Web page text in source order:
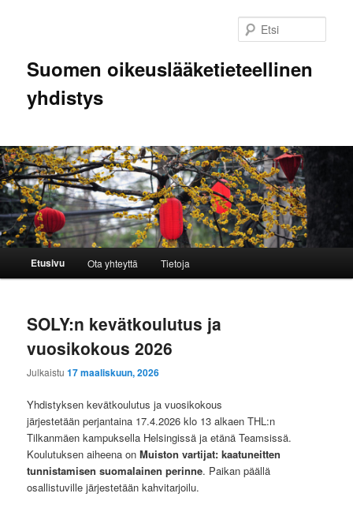
Suomen oikeuslääketieteellinen
yhdistys
PäävalikkoEtusivu Ota yhteyttä Tietoja
SOLY:n kevätkoulutus ja
vuosikokous 2026
Julkaistu17 maaliskuun, 2026
Yhdistyksen kevätkoulutus ja vuosikokous
järjestetään perjantaina 17.4.2026 klo 13 alkaen THL:n
Tilkanmäen kampuksella Helsingissä ja etänä Teamsissä.
Koulutuksen aiheena onMuiston vartijat: kaatuneitten
tunnistamisen suomalainen perinne. Paikan päällä
osallistuville järjestetään kahvitarjoilu.